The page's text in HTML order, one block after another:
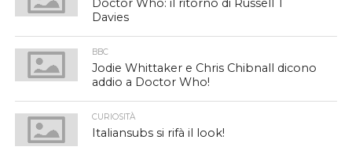
Doctor Who: il ritorno di Russell T
Davies
BBC
Jodie Whittaker e Chris Chibnall dicono
addio a Doctor Who!
CURIOSITÀ
Italiansubs si rifà il look!